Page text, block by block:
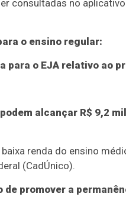
consultadas no aplicativo
o ensino regular:
para o EJA relativo ao
alcançar R$ 9,2
renda do ensino
(CadÚnico).
de promover a